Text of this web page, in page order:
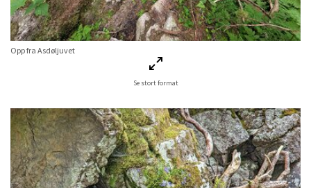
Opp fra Asdøljuvet
Se stort format